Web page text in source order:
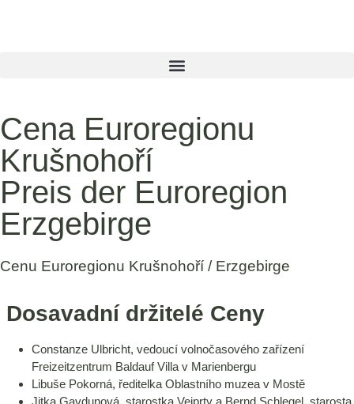
Cena Euroregionu
Krušnohoří
Preis der Euroregion
Erzgebirge
Cenu Euroregionu Krušnohoří / Erzgebirge
Dosavadní držitelé Ceny
Constanze Ulbricht, vedoucí volnočasového zařízení
Freizeitzentrum Baldauf Villa v Marienbergu
Libuše Pokorná, ředitelka Oblastního muzea v Mostě
Jitka Gavdunová, starostka Vejprty a Bernd Schlegel, starosta